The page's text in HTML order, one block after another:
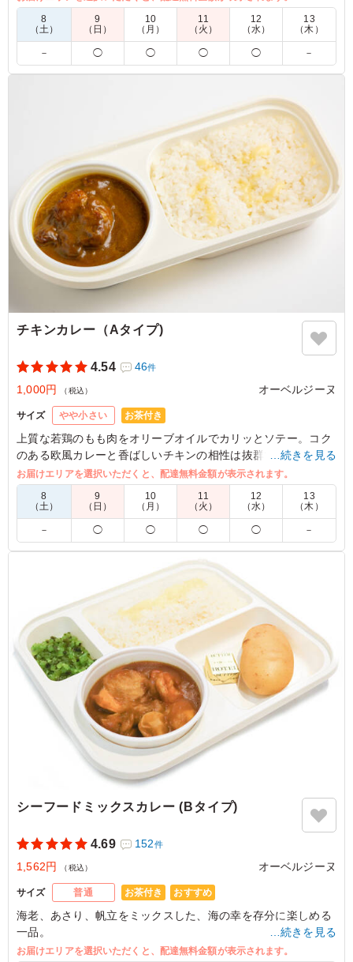
ただけます。（野菜の内容は季節によって異なる場合がござい
ます）
※喫食までにバターが溶けてしまう場合がございます。冷蔵庫
等で保管できるご用意をお願い致します。
をご用意しております。ご希望の際は下記「ご飯の種類」プル
また、画像サンプルはカテゴリ：「オプション」内の「スリー
ブケース(化粧箱)」をご参照ください。各商品共通のケースと
なります。
4.0 株式会社ジャムスタジオ
具が大きくてよいです。
ご利用シーン：－
東京都中央区勝どき2026/08/05
8
（土）
9
（日）
10
（月）
11
（火）
12
（水）
13
（木）
－ ◯ ◯ ◯ ◯ －
チキンカレー（Aタイプ)
4.54 46件
1,000円 （税込） オーベルジーヌ
サイズ やや小さい お茶付き
上質な若鶏のもも肉をオリーブオイルでカリッとソテー。コク
のある欧風カレーと香ばしいチキンの相性は抜群です。リピー
ターさんも多い人気メニューをお愉しみください。
※オプションにてスリーブケース(化粧箱)をご用意しておりま
す。ご希望の際は下記「ご飯の種類」プルダウンよりご選択く
ださい。
株式会社ヴィスタ
チキンは大人気でした！今回「ポークカレー」との２択で
したが、最初は人気を２分していたのですが、若い人たち
が続々と取りにくると、チキンカレーがあっという間に売
り切れてしまいました。やっぱり筋トレしている若い人た
ちには、チキンなんだと実感しました。
ご利用シーン：－
埼玉県川口市上青木2026/06/04
…続きを見る
お届けエリアを選択いただくと、配達無料金額が表示されます。
8
（土）
9
（日）
10
（月）
11
（火）
12
（水）
13
（木）
－ ◯ ◯ ◯ ◯ －
シーフードミックスカレー (Bタイプ)
4.69 152件
1,562円 （税込） オーベルジーヌ
サイズ 普通 お茶付き おすすめ
海老、あさり、帆立をミックスした、海の幸を存分に楽しめる
一品。
シーフードのぷりぷりとした食感がたまりません。
…続きを見る
お届けエリアを選択いただくと、配達無料金額が表示されます。